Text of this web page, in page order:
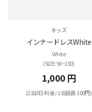
キッズ
インナードレスWhite
White
(SIZE: 90~150)
1,000 円
(2泊3日 料金 / 1泊延長 100円)